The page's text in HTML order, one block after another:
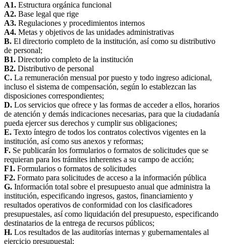
A1. Estructura orgánica funcional
A2. Base legal que rige
A3. Regulaciones y procedimientos internos
A4. Metas y objetivos de las unidades administrativas
B. El directorio completo de la institución, así como su distributivo
de personal;
B1. Directorio completo de la institución
B2. Distributivo de personal
C. La remuneración mensual por puesto y todo ingreso adicional,
incluso el sistema de compensación, según lo establezcan las
disposiciones correspondientes;
D. Los servicios que ofrece y las formas de acceder a ellos, horarios
de atención y demás indicaciones necesarias, para que la ciudadanía
pueda ejercer sus derechos y cumplir sus obligaciones;
E. Texto íntegro de todos los contratos colectivos vigentes en la
institución, así como sus anexos y reformas;
F. Se publicarán los formularios o formatos de solicitudes que se
requieran para los trámites inherentes a su campo de acción;
F1. Formularios o formatos de solicitudes
F2. Formato para solicitudes de acceso a la información pública
G. Información total sobre el presupuesto anual que administra la
institución, especificando ingresos, gastos, financiamiento y
resultados operativos de conformidad con los clasificadores
presupuestales, así como liquidación del presupuesto, especificando
destinatarios de la entrega de recursos públicos;
H. Los resultados de las auditorías internas y gubernamentales al
ejercicio presupuestal;